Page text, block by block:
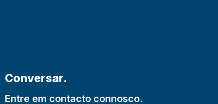
Conversar.
Entre em contacto connosco.